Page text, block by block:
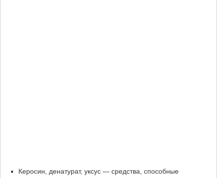
Керосин, денатурат, уксус — средства, способные